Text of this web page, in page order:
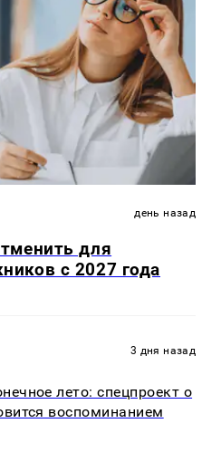
день назад
для
с 2027 года
3 дня назад
лето: спецпроект о
воспоминанием